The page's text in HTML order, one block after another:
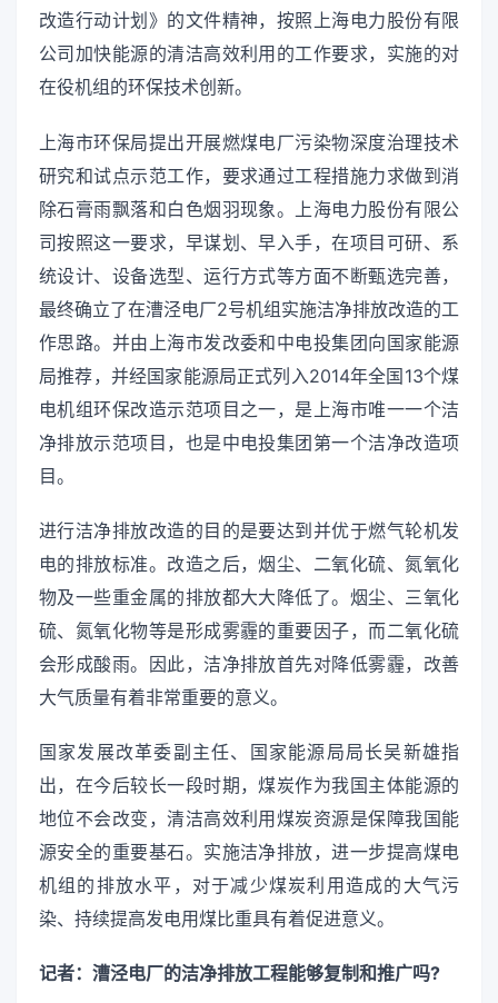
改造行动计划》的文件精神，按照上海电力股份有限
公司加快能源的清洁高效利用的工作要求，实施的对
在役机组的环保技术创新。
上海市环保局提出开展燃煤电厂污染物深度治理技术
研究和试点示范工作，要求通过工程措施力求做到消
除石膏雨飘落和白色烟羽现象。上海电力股份有限公
司按照这一要求，早谋划、早入手，在项目可研、系
统设计、设备选型、运行方式等方面不断甄选完善，
最终确立了在漕泾电厂2号机组实施洁净排放改造的工
作思路。并由上海市发改委和中电投集团向国家能源
局推荐，并经国家能源局正式列入2014年全国13个煤
电机组环保改造示范项目之一，是上海市唯一一个洁
净排放示范项目，也是中电投集团第一个洁净改造项
目。
进行洁净排放改造的目的是要达到并优于燃气轮机发
电的排放标准。改造之后，烟尘、二氧化硫、氮氧化
物及一些重金属的排放都大大降低了。烟尘、三氧化
硫、氮氧化物等是形成雾霾的重要因子，而二氧化硫
会形成酸雨。因此，洁净排放首先对降低雾霾，改善
大气质量有着非常重要的意义。
国家发展改革委副主任、国家能源局局长吴新雄指
出，在今后较长一段时期，煤炭作为我国主体能源的
地位不会改变，清洁高效利用煤炭资源是保障我国能
源安全的重要基石。实施洁净排放，进一步提高煤电
机组的排放水平，对于减少煤炭利用造成的大气污
染、持续提高发电用煤比重具有着促进意义。
记者：漕泾电厂的洁净排放工程能够复制和推广吗?